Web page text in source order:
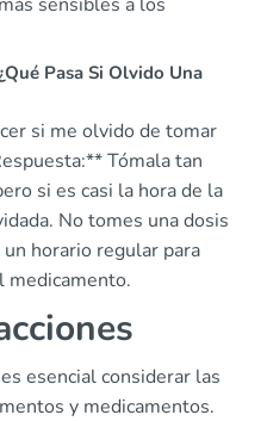
Pasa Si Olvido Una
si me olvido de tomar
Tómala tan
si es casi la hora de la
No tomes una dosis
horario regular para
medicamento.
esencial considerar las
y medicamentos.